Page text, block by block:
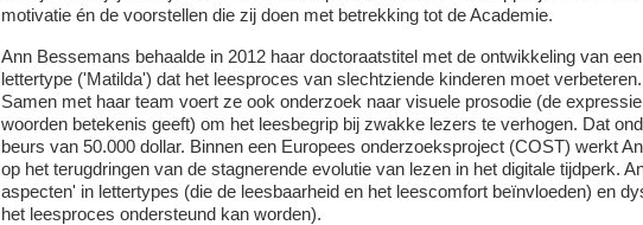
motivatie én de voorstellen die zij doen met betrekking tot de Academie.
Ann Bessemans behaalde in 2012 haar doctoraatstitel met de ontwikkeling van
lettertype ('Matilda') dat het leesproces van slechtziende kinderen moet verbeteren.
Samen met haar team voert ze ook onderzoek naar visuele prosodie (de
woorden betekenis geeft) om het leesbegrip bij zwakke lezers te verhogen. Dat
beurs van 50.000 dollar. Binnen een Europees onderzoeksproject (COST) werkt
op het terugdringen van de stagnerende evolutie van lezen in het digitale tijdperk.
aspecten' in lettertypes (die de leesbaarheid en het leescomfort beïnvloeden) en
het leesproces ondersteund kan worden).